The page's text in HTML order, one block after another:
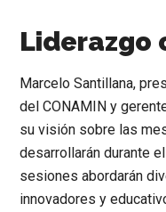
Liderazgo
Marcelo Santillana,
del CONAMIN y
su visión sobre las
desarrollarán durante
sesiones abordarán
innovadores y